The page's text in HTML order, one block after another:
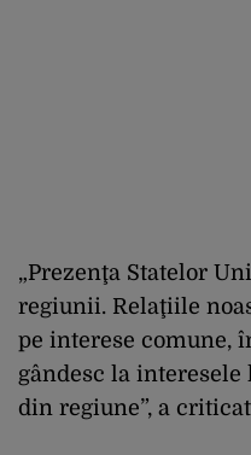
„Prezenţa Statelor
regiunii. Relaţiile
pe interese comune,
gândesc la
din regiune”, a